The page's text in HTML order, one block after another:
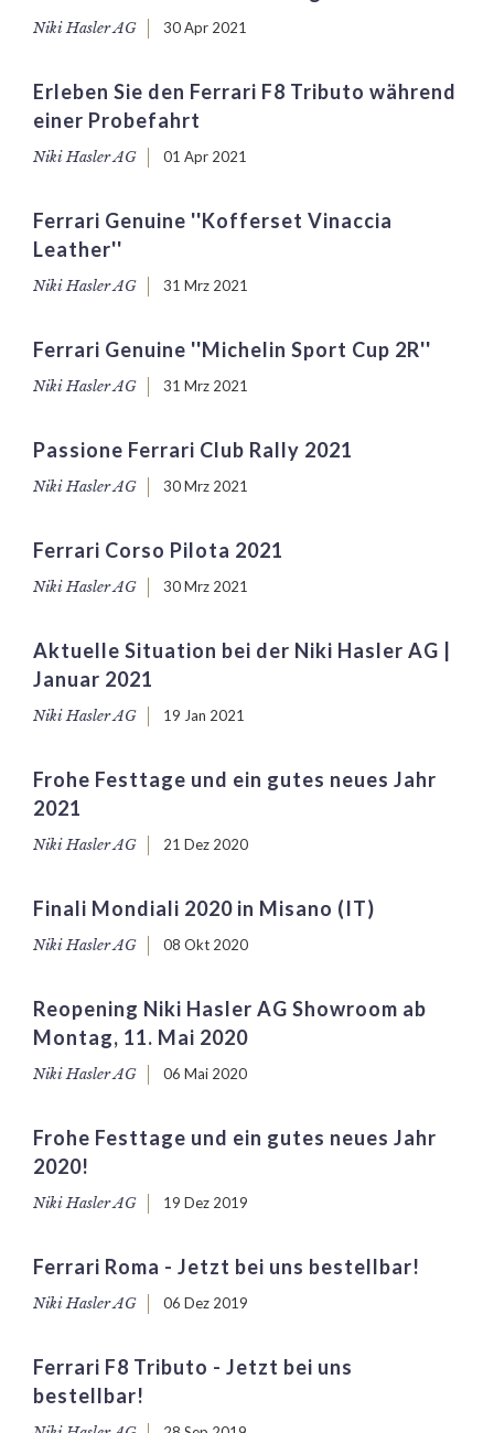
Niki Hasler AG 30 Apr 2021
Erleben Sie den Ferrari F8 Tributo während
einer Probefahrt
Niki Hasler AG 01 Apr 2021
Ferrari Genuine ''Kofferset Vinaccia
Leather''
Niki Hasler AG 31 Mrz 2021
Ferrari Genuine ''Michelin Sport Cup 2R''
Niki Hasler AG 31 Mrz 2021
Passione Ferrari Club Rally 2021
Niki Hasler AG 30 Mrz 2021
Ferrari Corso Pilota 2021
Niki Hasler AG 30 Mrz 2021
Aktuelle Situation bei der Niki Hasler AG |
Januar 2021
Niki Hasler AG 19 Jan 2021
Frohe Festtage und ein gutes neues Jahr
2021
Niki Hasler AG 21 Dez 2020
Finali Mondiali 2020 in Misano (IT)
Niki Hasler AG 08 Okt 2020
Reopening Niki Hasler AG Showroom ab
Montag, 11. Mai 2020
Niki Hasler AG 06 Mai 2020
Frohe Festtage und ein gutes neues Jahr
2020!
Niki Hasler AG 19 Dez 2019
Ferrari Roma - Jetzt bei uns bestellbar!
Niki Hasler AG 06 Dez 2019
Ferrari F8 Tributo - Jetzt bei uns
bestellbar!